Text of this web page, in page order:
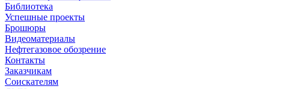
Библиотека
Успешные проекты
Брошюры
Видеоматериалы
Нефтегазовое обозрение
Контакты
Заказчикам
Соискателям